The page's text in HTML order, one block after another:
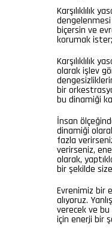
Karşılıklılık
biçersin ve
korumak
Karşılıklılık
olarak işlev
bir
bu dinamiği
İnsan
dinamiği
fazla
verirseniz,
olarak,
bir şekilde
Evrenimiz bir
alıyoruz.
verecek ve bu
için enerji bir